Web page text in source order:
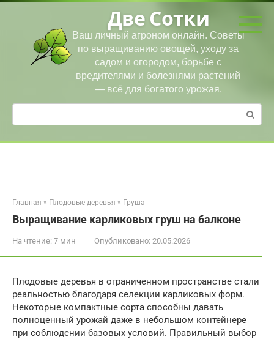
Перейти
Две Сотки
Ваш личный агроном онлайн. Советы
по выращиванию овощей, уходу за
садом и огородом, борьбе с
вредителями и болезнями растений
— всё для богатого урожая.
Поиск:
Главная » Плодовые деревья » Груша
Выращивание карликовых груш на балконе
На чтение: 7 мин Опубликовано: 20.05.2026
Плодовые деревья в ограниченном пространстве стали
реальностью благодаря селекции карликовых форм.
Некоторые компактные сорта способны давать
полноценный урожай даже в небольшом контейнере
при соблюдении базовых условий. Правильный выбор